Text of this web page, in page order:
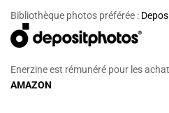
Bibliothèque photos préférée :
Enerzine est rémunéré pour les
AMAZON